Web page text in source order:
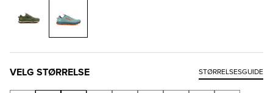
VELG STØRRELSE STØRRELSESGUIDE